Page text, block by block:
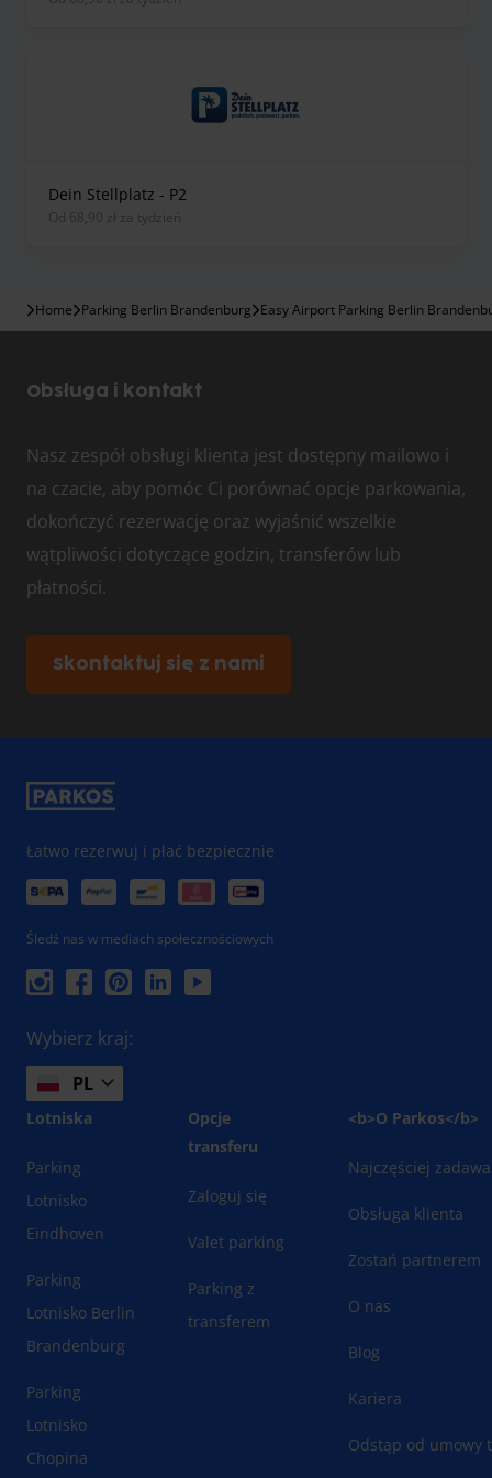
Dein Stellplatz - P2
od 68,90 zł za tydzień
Home Parking Berlin Brandenburg Easy Airport Parking Berlin
Obsługa i kontakt
Nasz zespół obsługi klienta jest dostępny mailowo i
na czacie, aby pomóc Ci porównać opcje parkowania,
dokończyć rezerwację oraz wyjaśnić wszelkie
wątpliwości dotyczące godzin, transferów lub
płatności.
Skontaktuj się z nami
Łatwo rezerwuj i płać bezpiecznie
Śledź nas w mediach społecznościowych
Wybierz kraj:
PL
Lotniska
Parking
Lotnisko
Eindhoven
Parking
Lotnisko Berlin
Brandenburg
Parking
Lotnisko
Chopina
Opcje
transferu
Zaloguj się
Valet parking
Parking z
transferem
<b>O Parkos</b>
Najczęściej
Obsługa klienta
Zostań partnerem
O nas
Blog
Kariera
Odstąp od umowy